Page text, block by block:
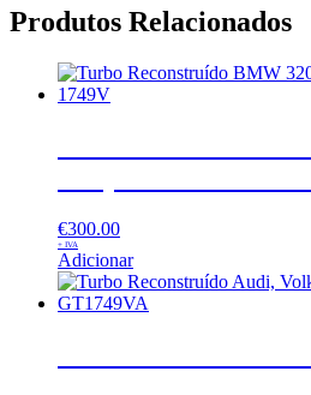
Produtos Relacionados
€300.00
+ IVA
Adicionar